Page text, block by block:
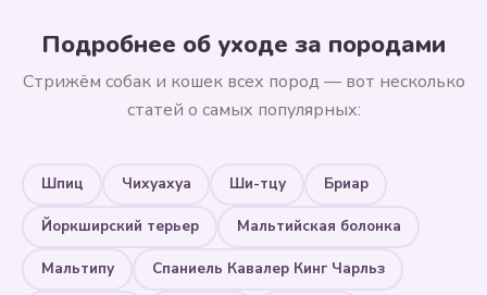
Подробнее об уходе за породами
Стрижём собак и кошек всех пород — вот несколько
статей о самых популярных:
Шпиц Чихуахуа Ши-тцу Бриар
Йоркширский терьер Мальтийская болонка
Мальтипу Спаниель Кавалер Кинг Чарльз